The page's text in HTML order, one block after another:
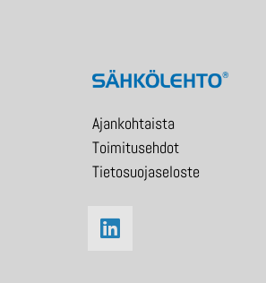
Ajankohtaista
Toimitusehdot
Tietosuojaseloste